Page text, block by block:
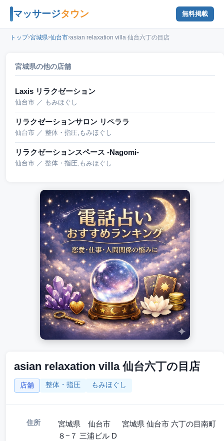
マッサージタウン 無料掲載
トップ›宮城県›仙台市›asian relaxation villa 仙台六丁の目店
asian relaxation villa 仙台六丁の目店
店舗 整体・指圧 もみほぐし
住所
宮城県 仙台市 宮城県 仙台市 六丁の目南町
８−７ 三浦ビル D
宮城県の他の店舗
Laxis リラクゼーション
仙台市 ／ もみほぐし
リラクゼーションサロン リペララ
仙台市 ／ 整体・指圧,もみほぐし
リラクゼーションスペース -Nagomi-
仙台市 ／ 整体・指圧,もみほぐし